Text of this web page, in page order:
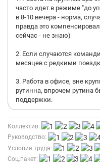
часто идет в режиме "до
в 8-10 вечера - норма,
правда это
сейчас - не знаю)
2. Если случаются
месяцев с редкими
3. Работа в офисе, вне
рутинна, впрочем рутина
поддержки.
Коллектив:
Руководство:
Условия труда:
Соц.пакет: